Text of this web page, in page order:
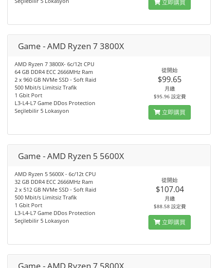
立即購買
Game - AMD Ryzen 7 3800X
AMD Ryzen 7 3800X- 6c/12t CPU
64 GB DDR4 ECC 2666MHz Ram
2 x 960 GB NVMe SSD - Soft Raid
500 Mbit/s Limitsiz Trafik
1 Gbit Port
L3-L4-L7 Game DDos Protection
Seçilebilir 5 Lokasyon
從開始
$99.65
月繳
$95.96 設定費
立即購買
Game - AMD Ryzen 5 5600X
AMD Ryzen 5 5600X - 6c/12t CPU
32 GB DDR4 ECC 2666MHz Ram
2 x 512 GB NVMe SSD - Soft Raid
500 Mbit/s Limitsiz Trafik
1 Gbit Port
L3-L4-L7 Game DDos Protection
Seçilebilir 5 Lokasyon
從開始
$107.04
月繳
$88.58 設定費
立即購買